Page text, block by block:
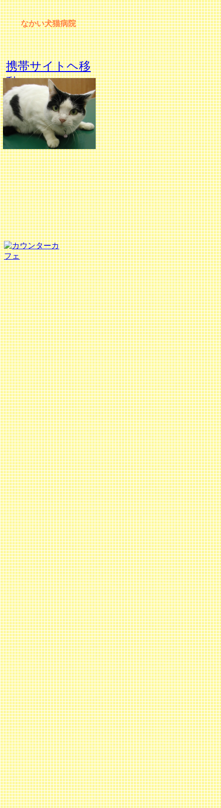
なかい犬猫病院
携帯サイトヘ移
動